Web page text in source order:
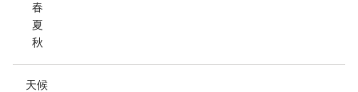
春
夏
秋
天候